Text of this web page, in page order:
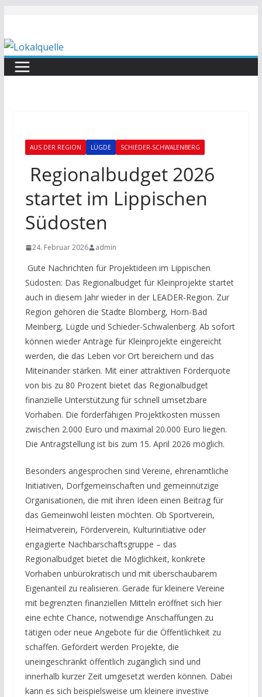
springen
AUS DER REGION LÜGDE SCHIEDER-SCHWALENBERG
Regionalbudget 2026
startet im Lippischen
Südosten
24. Februar 2026 admin
Gute Nachrichten für Projektideen im Lippischen
Südosten: Das Regionalbudget für Kleinprojekte startet
auch in diesem Jahr wieder in der LEADER-Region. Zur
Region gehören die Städte Blomberg, Horn-Bad
Meinberg, Lügde und Schieder-Schwalenberg. Ab sofort
können wieder Anträge für Kleinprojekte eingereicht
werden, die das Leben vor Ort bereichern und das
Miteinander stärken. Mit einer attraktiven Förderquote
von bis zu 80 Prozent bietet das Regionalbudget
finanzielle Unterstützung für schnell umsetzbare
Vorhaben. Die förderfähigen Projektkosten müssen
zwischen 2.000 Euro und maximal 20.000 Euro liegen.
Die Antragstellung ist bis zum 15. April 2026 möglich.
Besonders angesprochen sind Vereine, ehrenamtliche
Initiativen, Dorfgemeinschaften und gemeinnützige
Organisationen, die mit ihren Ideen einen Beitrag für
das Gemeinwohl leisten möchten. Ob Sportverein,
Heimatverein, Förderverein, Kulturinitiative oder
engagierte Nachbarschaftsgruppe – das
Regionalbudget bietet die Möglichkeit, konkrete
Vorhaben unbürokratisch und mit überschaubarem
Eigenanteil zu realisieren. Gerade für kleinere Vereine
mit begrenzten finanziellen Mitteln eröffnet sich hier
eine echte Chance, notwendige Anschaffungen zu
tätigen oder neue Angebote für die Öffentlichkeit zu
schaffen. Gefördert werden Projekte, die
uneingeschränkt öffentlich zugänglich sind und
innerhalb kurzer Zeit umgesetzt werden können. Dabei
kann es sich beispielsweise um kleinere investive